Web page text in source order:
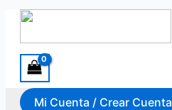
Ir al contenido
Mi Cuenta / Crear Cuenta